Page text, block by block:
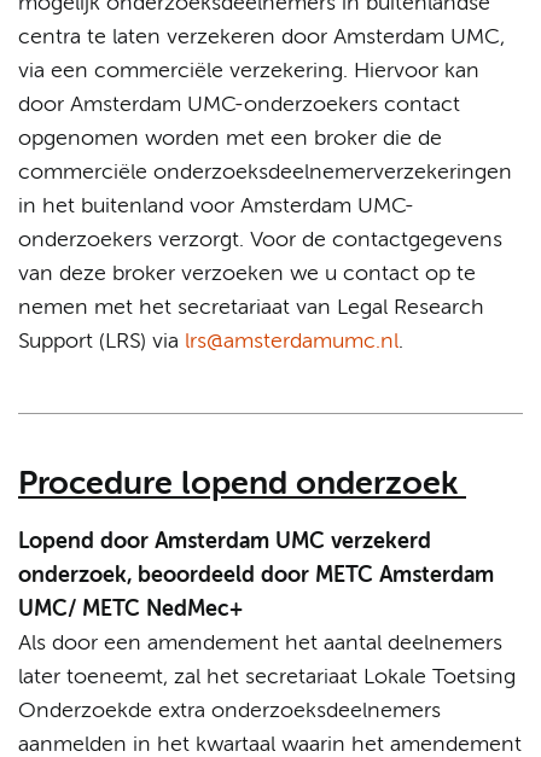
centra te laten verzekeren door Amsterdam UMC,
via een commerciële verzekering. Hiervoor kan
door Amsterdam UMC-onderzoekers contact
opgenomen worden met een broker die de
commerciële onderzoeksdeelnemerverzekeringen
in het buitenland voor Amsterdam UMC-
onderzoekers verzorgt. Voor de contactgegevens
van deze broker verzoeken we u contact op te
nemen met het secretariaat van Legal Research
Support (LRS) via lrs@amsterdamumc.nl.
Procedure lopend onderzoek
Lopend door Amsterdam UMC verzekerd
onderzoek, beoordeeld door METC Amsterdam
UMC/ METC NedMec+
Als door een amendement het aantal deelnemers
later toeneemt, zal het secretariaat Lokale Toetsing
Onderzoekde extra onderzoeksdeelnemers
aanmelden in het kwartaal waarin het amendement